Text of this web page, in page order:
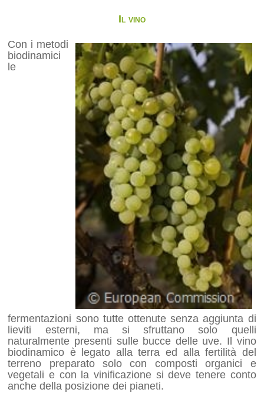
Il vino
Con i metodi
biodinamici
le
fermentazioni sono tutte ottenute senza aggiunta di
lieviti esterni, ma si sfruttano solo quelli
naturalmente presenti sulle bucce delle uve. Il vino
biodinamico è legato alla terra ed alla fertilità del
terreno preparato solo con composti organici e
vegetali e con la vinificazione si deve tenere conto
anche della posizione dei pianeti.